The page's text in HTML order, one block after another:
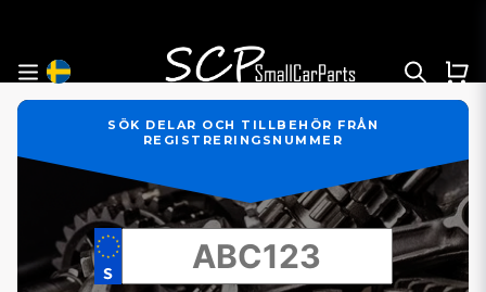
SÖK DELAR OCH TILLBEHÖR FRÅN
REGISTRERINGSNUMMER